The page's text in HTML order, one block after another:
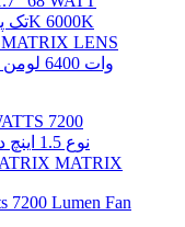
7200 Lumen Fan